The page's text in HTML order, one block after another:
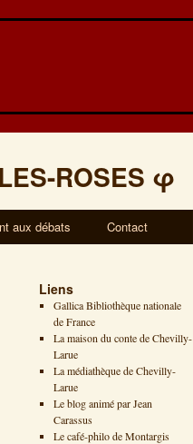
ROSES φ
aux débats Contact
Liens
Gallica Bibliothèque nationale
de France
La maison du conte de Chevilly-
Larue
La médiathèque de Chevilly-
Larue
Le blog animé par Jean
Carassus
Le café-philo de Montargis